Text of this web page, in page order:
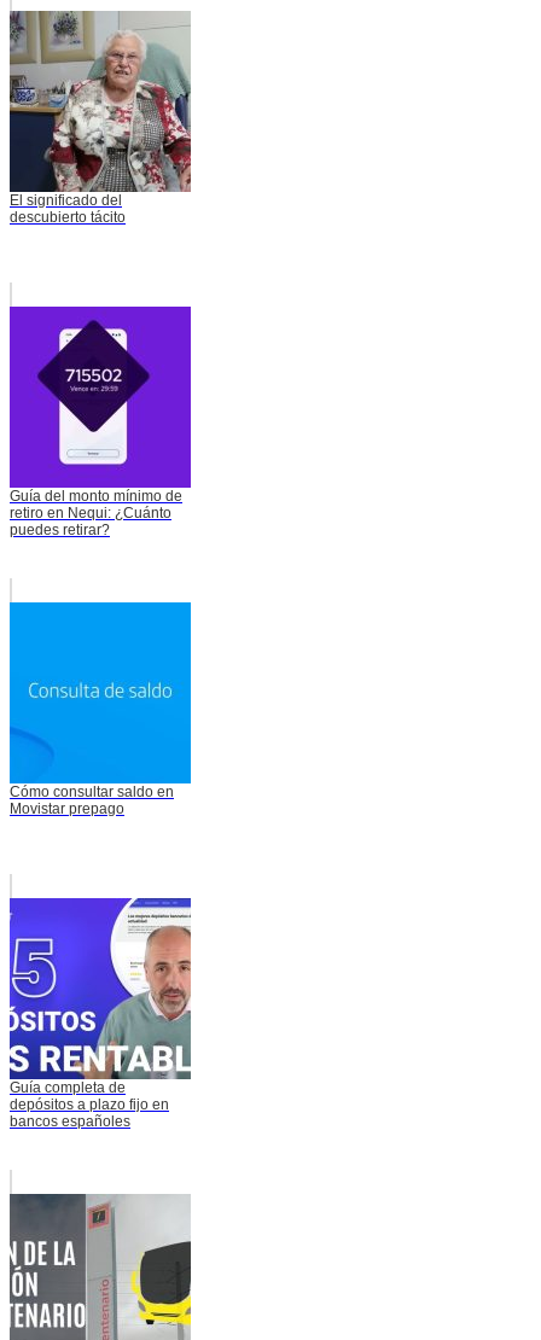
El significado del
descubierto tácito
Guía del monto mínimo de
retiro en Nequi: ¿Cuánto
puedes retirar?
Cómo consultar saldo en
Movistar prepago
Guía completa de
depósitos a plazo fijo en
bancos españoles